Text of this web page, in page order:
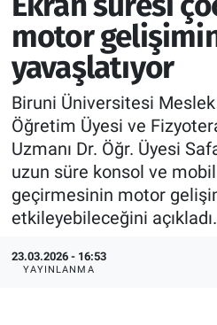
motor
yavaşlatıyor
Biruni Üniversitesi
Öğretim Üyesi ve
Uzmanı Dr. Öğr. Üyesi
uzun süre konsol ve
geçirmesinin motor
etkileyebileceğini açıkladı.
23.03.2026 - 16:53
YAYINLANMA
Tüm Manşetler
Son Dakika Haberleri
Haber Arşivi